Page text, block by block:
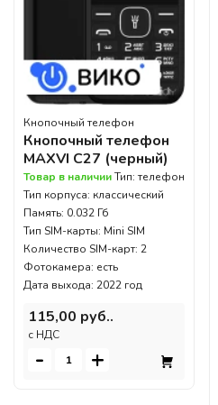
Кнопочный телефон
Кнопочный телефон
MAXVI C27 (черный)
Товар в наличииТип: телефон
Тип корпуса: классический
Память: 0.032 Гб
Тип SIM-карты: Mini SIM
Количество SIM-карт: 2
Фотокамера: есть
Дата выхода: 2022 год
115,00 руб..
c НДС
- +